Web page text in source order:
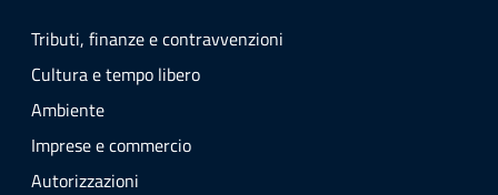
Tributi, finanze e contravvenzioni
Cultura e tempo libero
Ambiente
Imprese e commercio
Autorizzazioni